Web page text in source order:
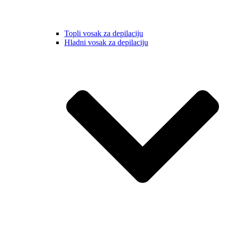
Topli vosak za depilaciju
Hladni vosak za depilaciju